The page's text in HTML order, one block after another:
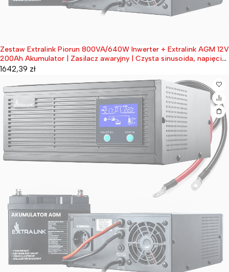
Wyprzedane
Zestaw Extralink Piorun 800VA/640W Inwerter + Extralink AGM 12V
200Ah Akumulator | Zasilacz awaryjny | Czysta sinusoida, napięcie
akumulatora 12VDC + bezobsługowy
1642,39 zł